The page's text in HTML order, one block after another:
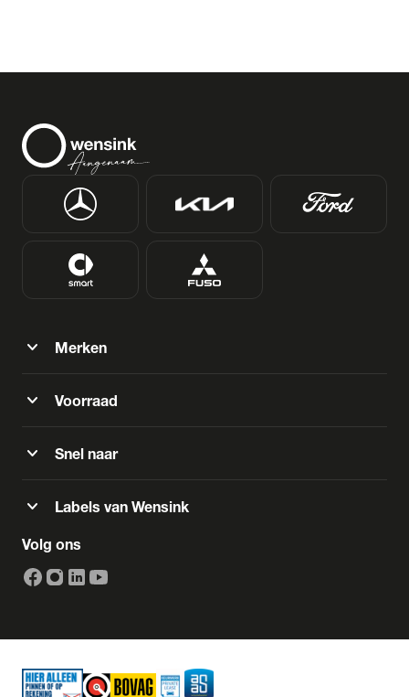
expand_more Merken
expand_more Voorraad
expand_more Snel naar
expand_more Labels van Wensink
Volg ons